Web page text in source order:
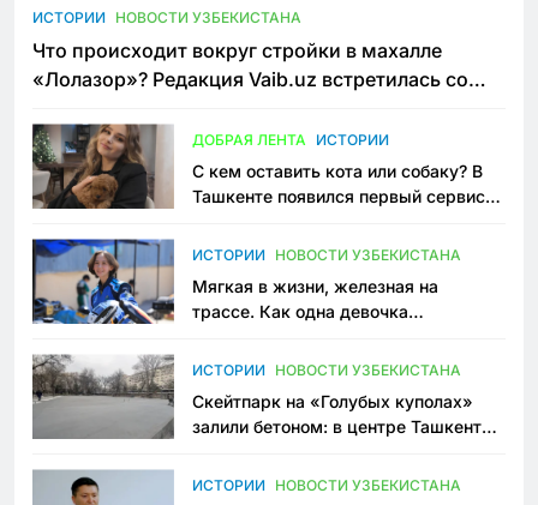
ИСТОРИИ НОВОСТИ УЗБЕКИСТАНА
Что происходит вокруг стройки в махалле
«Лолазор»? Редакция Vaib.uz встретилась со
ДОБРАЯ ЛЕНТА ИСТОРИИ
С кем оставить кота или собаку? В
Ташкенте появился первый сервис
ИСТОРИИ НОВОСТИ УЗБЕКИСТАНА
Мягкая в жизни, железная на
трассе. Как одна девочка
Узбекистане
ИСТОРИИ НОВОСТИ УЗБЕКИСТАНА
Скейтпарк на «Голубых куполах»
залили бетоном: в центре Ташкента
пространство
ИСТОРИИ НОВОСТИ УЗБЕКИСТАНА